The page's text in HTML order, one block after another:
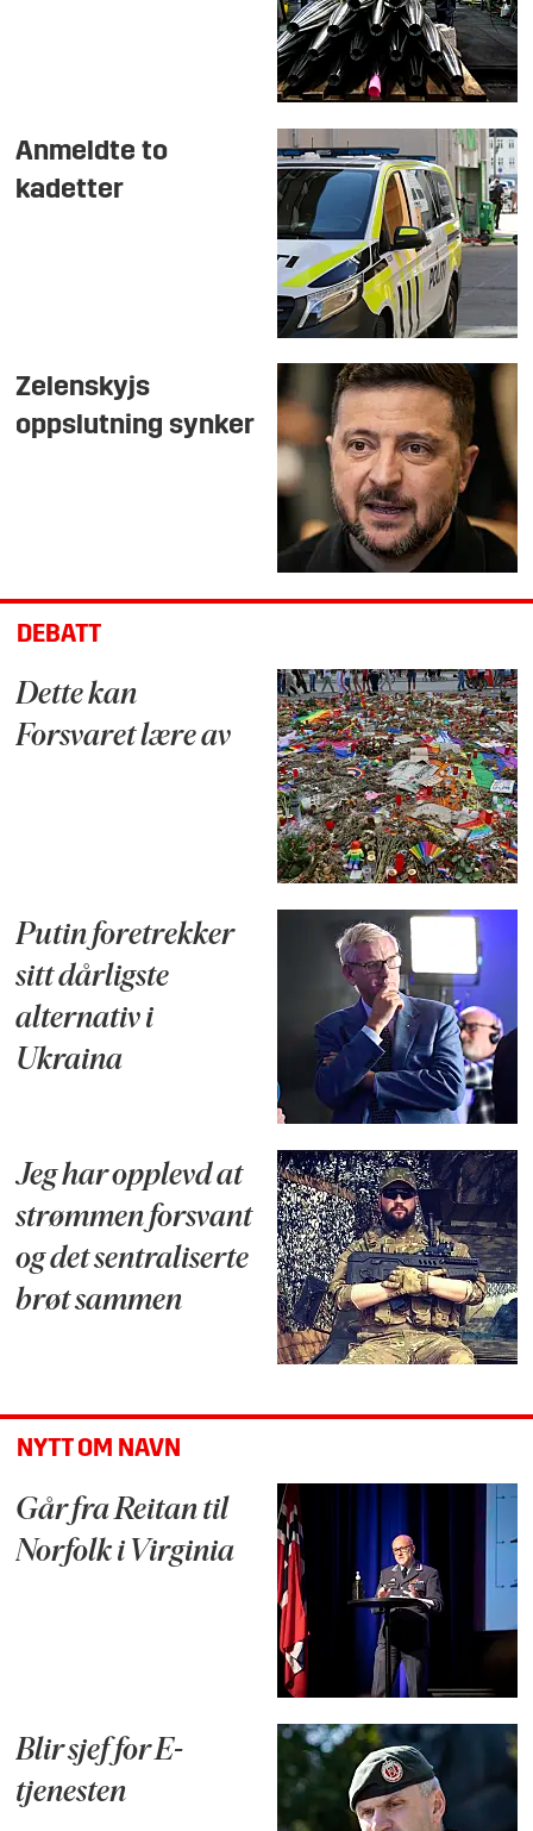
Anmeldte to
kadetter
Zelenskyjs
oppslutning synker
DEBATT
Dette kan
Forsvaret lære av
Putin foretrekker
sitt dårligste
alternativ i
Ukraina
Jeg har opplevd at
strømmen forsvant
og det sentraliserte
brøt sammen
NYTT OM NAVN
Går fra Reitan til
Norfolk i Virginia
Blir sjef for E-
tjenesten